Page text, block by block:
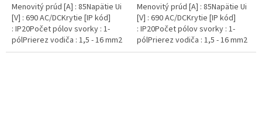
Menovitý prúd [A] : 85Napätie Ui
[V] : 690 AC/DCKrytie [IP kód]
: IP20Počet pólov svorky : 1-
pólPrierez vodiča : 1,5 - 16 mm2
Menovitý prúd [A] : 85Napätie Ui
[V] : 690 AC/DCKrytie [IP kód]
: IP20Počet pólov svorky : 1-
pólPrierez vodiča : 1,5 - 16 mm2